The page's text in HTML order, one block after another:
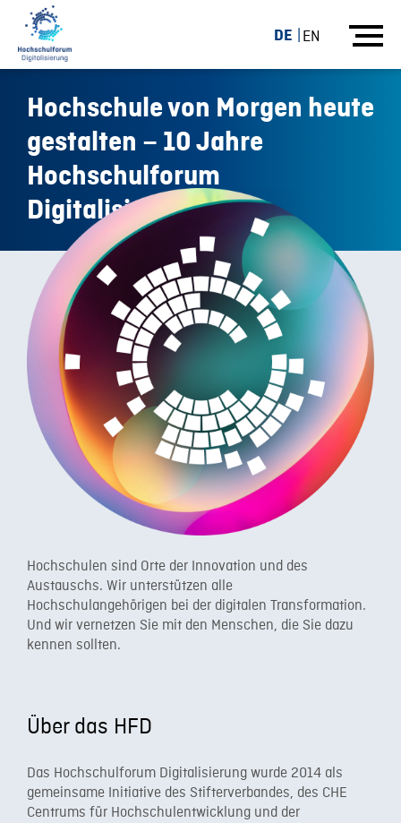
DE EN
Hochschule von Morgen heute
gestalten – 10 Jahre
Hochschulforum
Digitalisierung
Hochschulen sind Orte der Innovation und des
Austauschs. Wir unterstützen alle
Hochschulangehörigen bei der digitalen Transformation.
Und wir vernetzen Sie mit den Menschen, die Sie dazu
kennen sollten.​
Über das HFD
Das Hochschulforum Digitalisierung wurde 2014 als
gemeinsame Initiative des Stifterverbandes, des CHE
Centrums für Hochschulentwicklung und der